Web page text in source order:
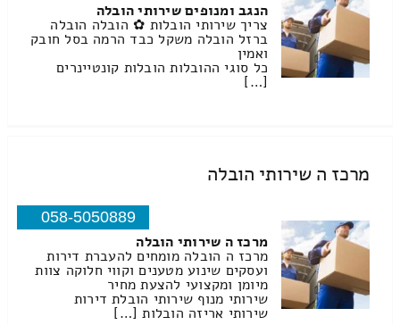
הנגב ומנופים שירותי הובלה
צריך שירותי הובלות ✿ הובלה הובלה
ברזל הובלה משקל כבד הרמה בסל חובק
ואמין
כל סוגי ההובלות הובלות קונטיינרים
[…]
מרכז ה שירותי הובלה
058-5050889
מרכז ה שירותי הובלה
מרכז ה הובלה מומחים להעברת דירות
ועסקים שינוע מטענים וקווי חלוקה צוות
מיומן ומקצועי להצעת מחיר
שירותי מנוף שירותי הובלת דירות
שירותי אריזה הובלות […]